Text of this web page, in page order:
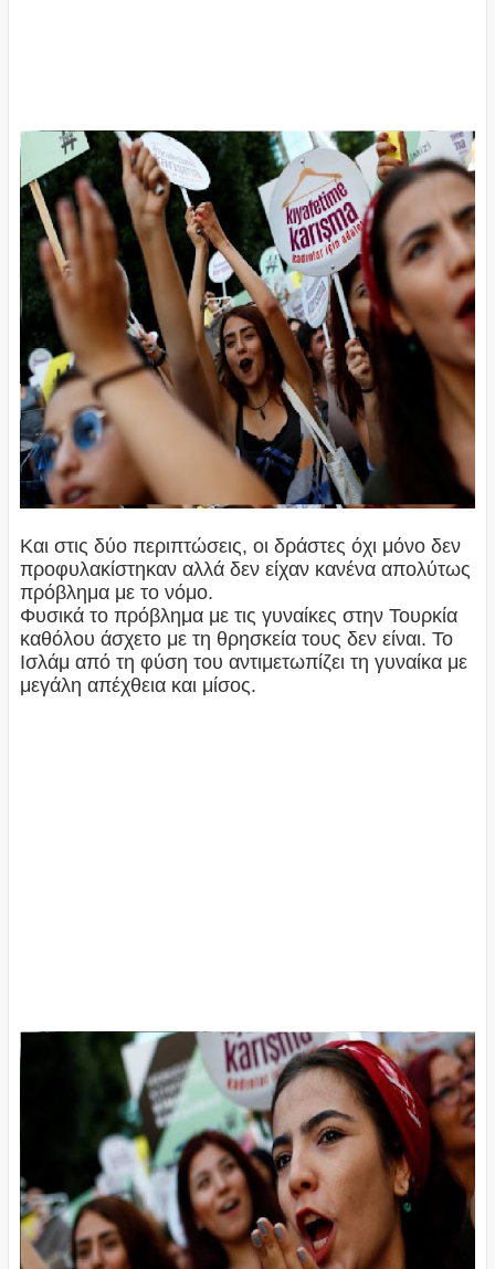
Και στις δύο περιπτώσεις, οι δράστες όχι μόνο δεν
προφυλακίστηκαν αλλά δεν είχαν κανένα απολύτως
πρόβλημα με το νόμο.
Φυσικά το πρόβλημα με τις γυναίκες στην Τουρκία
καθόλου άσχετο με τη θρησκεία τους δεν είναι. Το
Ισλάμ από τη φύση του αντιμετωπίζει τη γυναίκα με
μεγάλη απέχθεια και μίσος.